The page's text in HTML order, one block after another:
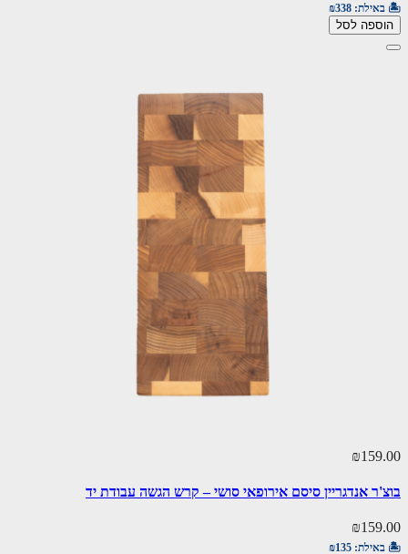
🏝️ באילת: ₪338
הוספה לסל
₪159.00
בוצ'ר אנדגריין סיסם אירופאי סושי – קרש הגשה עבודת יד
₪159.00
🏝️ באילת: ₪135